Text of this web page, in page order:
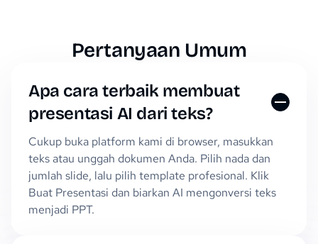
Pertanyaan Umum
Apa cara terbaik membuat
presentasi AI dari teks?
Cukup buka platform kami di browser, masukkan
teks atau unggah dokumen Anda. Pilih nada dan
jumlah slide, lalu pilih template profesional. Klik
Buat Presentasi dan biarkan AI mengonversi teks
menjadi PPT.